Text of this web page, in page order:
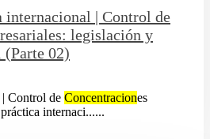
internacional | Control de
legislación y
02)
Control de Concentraciones
internaci......